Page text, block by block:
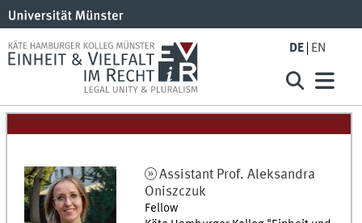
DE EN
Assistant Prof. Aleksandra
Oniszczuk
Fellow